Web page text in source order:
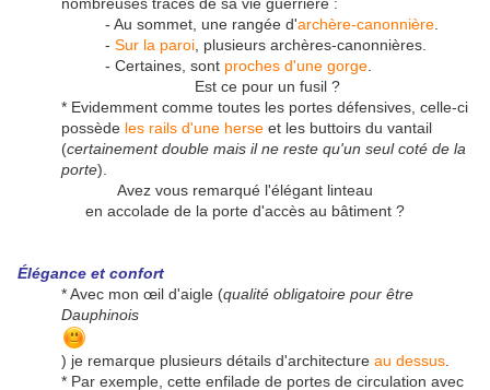
- Au sommet, une rangée d'archère-canonnière
- Sur la paroi , plusieurs archères-canonnières.
- Certaines, sont proches d'une gorge
Est ce pour un fusil ?
* Evidemment comme toutes les portes défensives, celle-ci
possède les rails d'une herse et les buttoirs du vantail
(certainement double mais il ne reste qu'un seul coté de la
porte).
Avez vous remarqué l'élégant linteau
en accolade de la porte d'accès au bâtiment ?
Élégance et confort
* Avec mon œil d'aigle (qualité obligatoire pour être
Dauphinois
) je remarque plusieurs détails d'architecture au dessus
* Par exemple, cette enfilade de portes de circulation avec